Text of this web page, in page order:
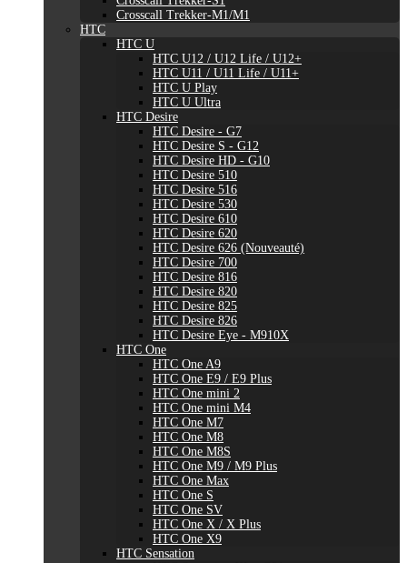
Crosscall Trekker-M1/M1
HTC
HTC U
HTC U12 / U12 Life / U12+
HTC U11 / U11 Life / U11+
HTC U Play
HTC U Ultra
HTC Desire
HTC Desire - G7
HTC Desire S - G12
HTC Desire HD - G10
HTC Desire 510
HTC Desire 516
HTC Desire 530
HTC Desire 610
HTC Desire 620
HTC Desire 626 (Nouveauté)
HTC Desire 700
HTC Desire 816
HTC Desire 820
HTC Desire 825
HTC Desire 826
HTC Desire Eye - M910X
HTC One
HTC One A9
HTC One E9 / E9 Plus
HTC One mini 2
HTC One mini M4
HTC One M7
HTC One M8
HTC One M8S
HTC One M9 / M9 Plus
HTC One Max
HTC One S
HTC One SV
HTC One X / X Plus
HTC One X9
HTC Sensation